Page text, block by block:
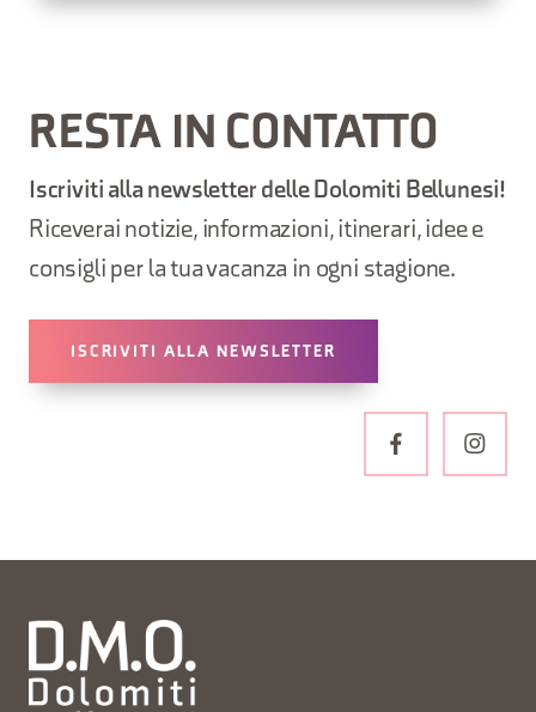
RESTA IN CONTATTO
Iscriviti alla newsletter delle Dolomiti Bellunesi!
Riceverai notizie, informazioni, itinerari, idee e
consigli per la tua vacanza in ogni stagione.
ISCRIVITI ALLA NEWSLETTER